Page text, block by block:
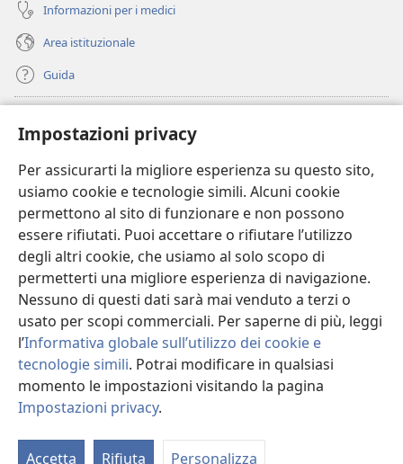
Impostazioni privacy
Per assicurarti la migliore esperienza su questo sito,
usiamo cookie e tecnologie simili. Alcuni cookie
permettono al sito di funzionare e non possono
essere rifiutati. Puoi accettare o rifiutare l’utilizzo
degli altri cookie, che usiamo al solo scopo di
permetterti una migliore esperienza di navigazione.
Nessuno di questi dati sarà mai venduto a terzi o
usato per scopi commerciali. Per saperne di più, leggi
l’Informativa globale sull’utilizzo dei cookie e
tecnologie simili. Potrai modificare in qualsiasi
momento le impostazioni visitando la pagina
Impostazioni privacy.
Accetta Rifiuta Personalizza
Informazioni per i medici
Area istituzionale
Guida
(apre
una
nuova
finestra)
BIBLIOTECA ONLINE Watchtower
(apre
una
nuova
finestra)
JW Hub
(apre
una
nuova
finestra)
JW Library
Watchtower Library®
Copyright© 2026 Watch Tower Bible and Tract Society of Pennsylvania.
CONDIZIONI D’USO
|